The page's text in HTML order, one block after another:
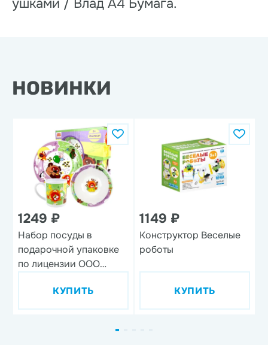
ушками / Влад А4 Бумага.
НОВИНКИ
1249 ₽
Набор посуды в
подарочной упаковке
по лицензии ООО
дизайн 1, 3 предмета,
фарфор
КУПИТЬ
1149 ₽
Конструктор Веселые
роботы
КУПИТЬ